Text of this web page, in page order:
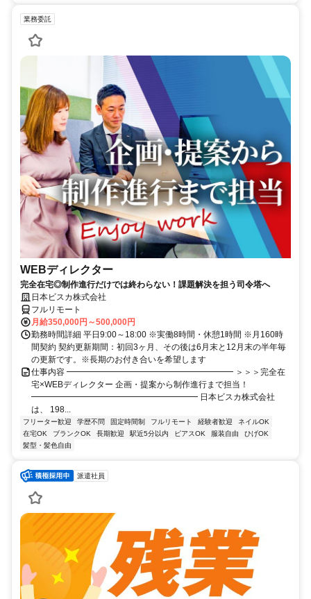
業務委託
WEBディレクター
完全在宅◎制作進行だけでは終わらない！課題解決を担う司令塔へ
日本ビスカ株式会社
フルリモート
月給350,000円～500,000円
勤務時間詳細 平日9:00～18:00 ※実働8時間・休憩1時間 ※月160時
間契約 契約更新期間：初回3ヶ月、その後は6月末と12月末の半年毎
の更新です。※長期のお付き合いを希望します
仕事内容 ━━━━━━━━━━━━━━━━━━━━ ＞＞＞完全在
宅×WEBディレクター 企画・提案から制作進行まで担当！
━━━━━━━━━━━━━━━━━━━━ 日本ビスカ株式会社
は、 198...
フリーター歓迎 学歴不問 固定時間制 フルリモート 経験者歓迎
ネイルOK
在宅OK
ブランクOK 長期歓迎 駅近5分以内 ピアスOK 服装自由
ひげOK
髪型・髪色自由
派遣社員